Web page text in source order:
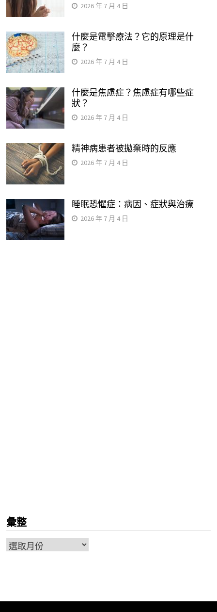
2026 年 7 月 4 日
什麼是電擊療法？它的原理是什
麼？
2026 年 7 月 4 日
什麼是焦慮症？焦慮症有哪些症
狀？
2026 年 7 月 4 日
精神病患者被拋棄時的反應
2026 年 7 月 4 日
睡眠恐懼症：病因、症狀與治療
2026 年 7 月 4 日
彙整
彙